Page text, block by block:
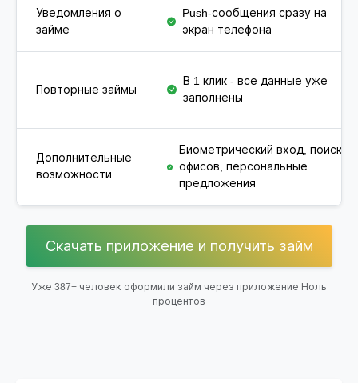
Уведомления о
займе
Push-сообщения сразу на
экран телефона
Повторные займы
В 1 клик - все данные уже
заполнены
Дополнительные
возможности
Биометрический вход, поиск
офисов, персональные
предложения
Скачать приложение и получить займ
Уже 387+ человек оформили займ через приложение Ноль
процентов